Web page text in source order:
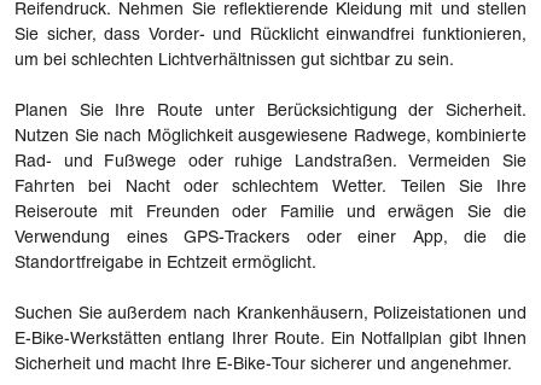
Reifendruck. Nehmen Sie reflektierende Kleidung mit und stellen
Sie sicher, dass Vorder- und Rücklicht einwandfrei funktionieren,
um bei schlechten Lichtverhältnissen gut sichtbar zu sein.
Planen Sie Ihre Route unter Berücksichtigung der Sicherheit.
Nutzen Sie nach Möglichkeit ausgewiesene Radwege, kombinierte
Rad- und Fußwege oder ruhige Landstraßen. Vermeiden Sie
Fahrten bei Nacht oder schlechtem Wetter. Teilen Sie Ihre
Reiseroute mit Freunden oder Familie und erwägen Sie die
Verwendung eines GPS-Trackers oder einer App, die die
Standortfreigabe in Echtzeit ermöglicht.
Suchen Sie außerdem nach Krankenhäusern, Polizeistationen und
E-Bike-Werkstätten entlang Ihrer Route. Ein Notfallplan gibt Ihnen
Sicherheit und macht Ihre E-Bike-Tour sicherer und angenehmer.